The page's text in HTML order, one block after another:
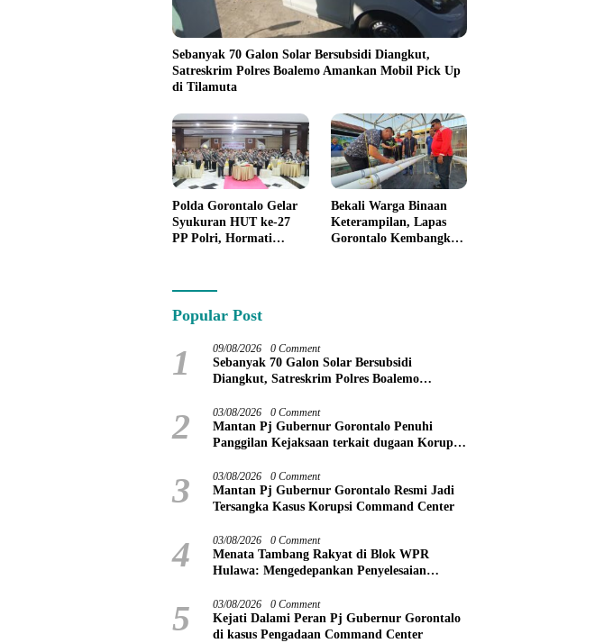
Sebanyak 70 Galon Solar Bersubsidi Diangkut,
Satreskrim Polres Boalemo Amankan Mobil Pick Up
di Tilamuta
Polda Gorontalo Gelar
Syukuran HUT ke-27
PP Polri, Hormati
Bekali Warga Binaan
Keterampilan, Lapas
Gorontalo Kembangkan
Popular Post
1 09/08/2026 0 Comment
Sebanyak 70 Galon Solar Bersubsidi
Diangkut, Satreskrim Polres Boalemo
2 03/08/2026 0 Comment
Mantan Pj Gubernur Gorontalo Penuhi
Panggilan Kejaksaan terkait dugaan Korupsi
3 03/08/2026 0 Comment
Mantan Pj Gubernur Gorontalo Resmi Jadi
Tersangka Kasus Korupsi Command Center
4 03/08/2026 0 Comment
Menata Tambang Rakyat di Blok WPR
Hulawa: Mengedepankan Penyelesaian
5 03/08/2026 0 Comment
Kejati Dalami Peran Pj Gubernur Gorontalo
di kasus Pengadaan Command Center